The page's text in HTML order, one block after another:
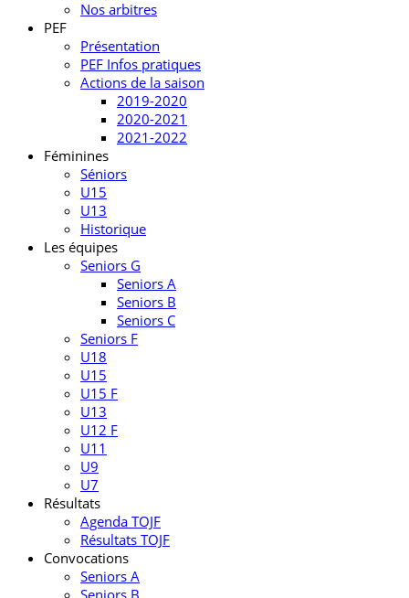
Nos arbitres
PEF
Présentation
PEF Infos pratiques
Actions de la saison
2019-2020
2020-2021
2021-2022
Féminines
Séniors
U15
U13
Historique
Les équipes
Seniors G
Seniors A
Seniors B
Seniors C
Seniors F
U18
U15
U15 F
U13
U12 F
U11
U9
U7
Résultats
Agenda TOJF
Résultats TOJF
Convocations
Seniors A
Seniors B